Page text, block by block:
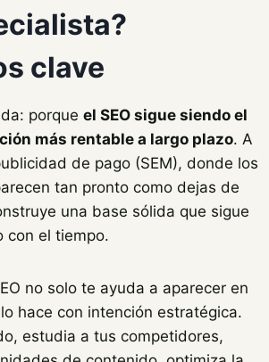
clave
porque el SEO sigue siendo el
más rentable a largo plazo. A
de pago (SEM), donde los
tan pronto como dejas de
una base sólida que sigue
con el tiempo.
no solo te ayuda a aparecer en
hace con intención estratégica.
estudia a tus competidores,